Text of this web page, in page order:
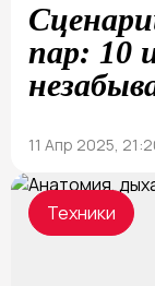
пар: 10
11 Апр 2025,
Техники